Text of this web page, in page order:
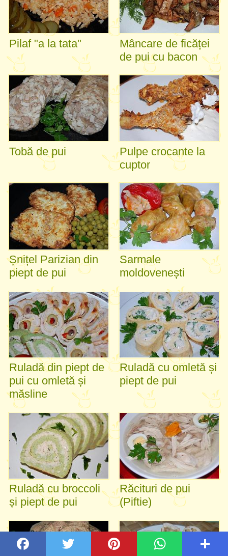
Pilaf "a la tata"
Mâncare de ficăței
de pui cu bacon
Tobă de pui
Pulpe crocante la
cuptor
Șnițel Parizian din
piept de pui
Sarmale
moldovenești
Ruladă din piept de
pui cu omletă și
măsline
Ruladă cu omletă și
piept de pui
Ruladă cu broccoli
și piept de pui
Răcituri de pui
(Piftie)